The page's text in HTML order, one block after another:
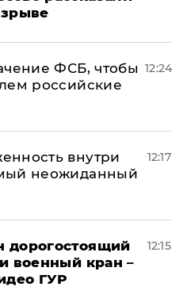
ФСБ, чтобы
российские
12:24
внутри
неожиданный
12:17
дорогостоящий
военный кран –
ГУР
12:15